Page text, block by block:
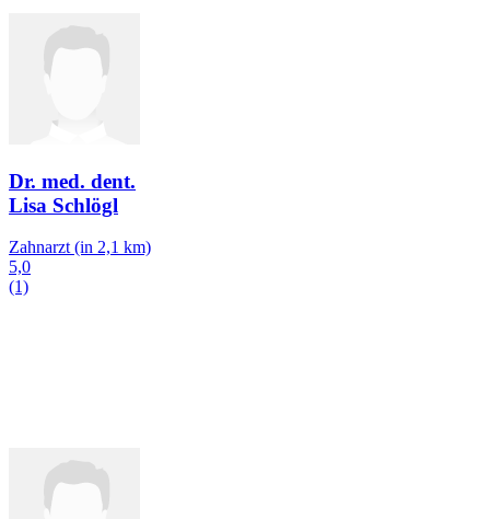
Dr. med. dent.
Lisa Schlögl
Zahnarzt (in 2,1 km)
5,0
(1)